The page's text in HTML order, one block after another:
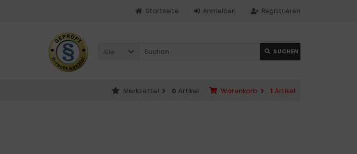
Registrieren
Anmelden
Startseite
Alle SUCHEN
Warenkorb 1 Artikel
Merkzettel 0 Artikel